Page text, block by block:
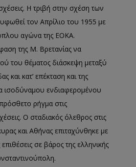
Η τριβή στην σχέση των
τον Απρίλιο του 1955 με
αγώνα της ΕΟΚΑ.
της Μ. Βρετανίας να
του θέματος διάσκεψη μεταξύ
και κατ’ επέκταση και της
ισοδύναμου ενδιαφερομένου
ρήγμα στις
Ο σταδιακός όλεθρος στις
και Αθήνας επιταχύνθηκε με
επιθέσεις σε βάρος της ελληνικής